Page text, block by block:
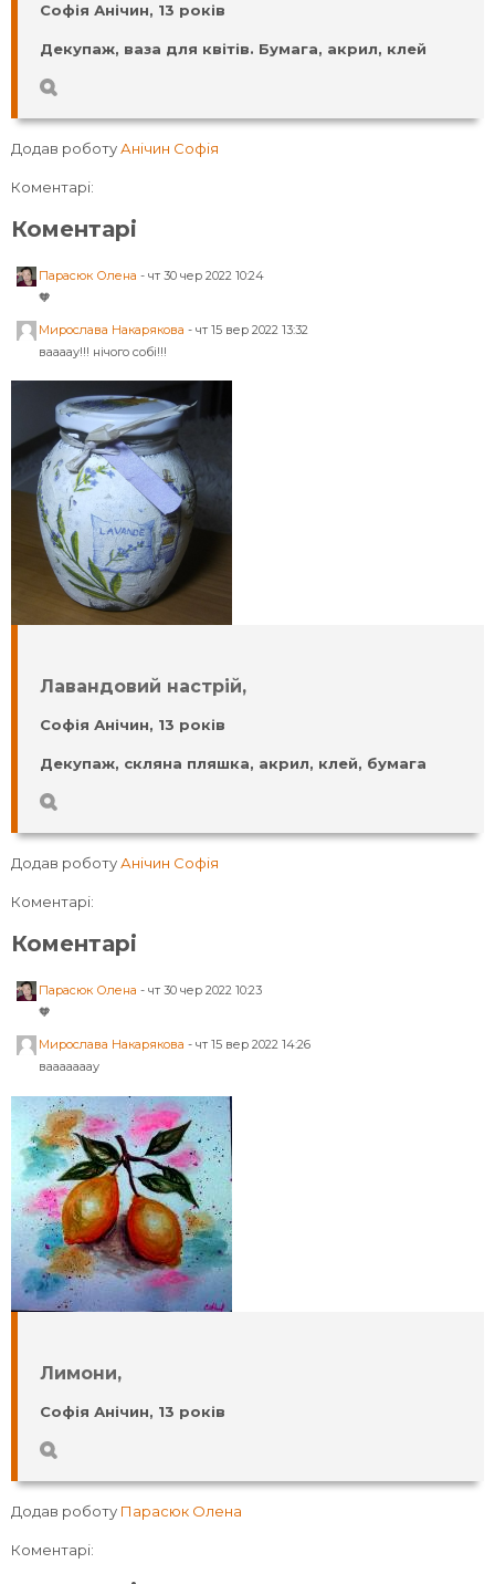
Софія Анічин, 13 років
Декупаж, ваза для квітів. Бумага, акрил, клей
Додав роботуАнічин Софія
Коментарі:
Коментарі
Парасюк Олена -чт 30 чер 2022 10:24
🧡
Мирослава Накарякова -чт 15 вер 2022 13:32
ваааау!!! нічого собі!!!
Лавандовий настрій,
Софія Анічин, 13 років
Декупаж, скляна пляшка, акрил, клей, бумага
Додав роботуАнічин Софія
Коментарі:
Коментарі
Парасюк Олена -чт 30 чер 2022 10:23
🧡
Мирослава Накарякова -чт 15 вер 2022 14:26
вааааааау
Лимони,
Софія Анічин, 13 років
Додав роботу Парасюк Олена
Коментарі: